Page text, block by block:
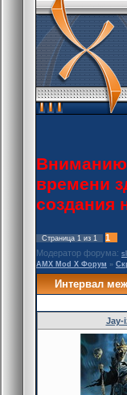
Вниманию
времени
создания
Страница 1 из 1
1
Модератор форума:
AMX Mod X Форум »
Интервал
Jay-